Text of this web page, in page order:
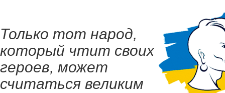
Только тот народ,
который чтит своих
героев, может
считаться великим